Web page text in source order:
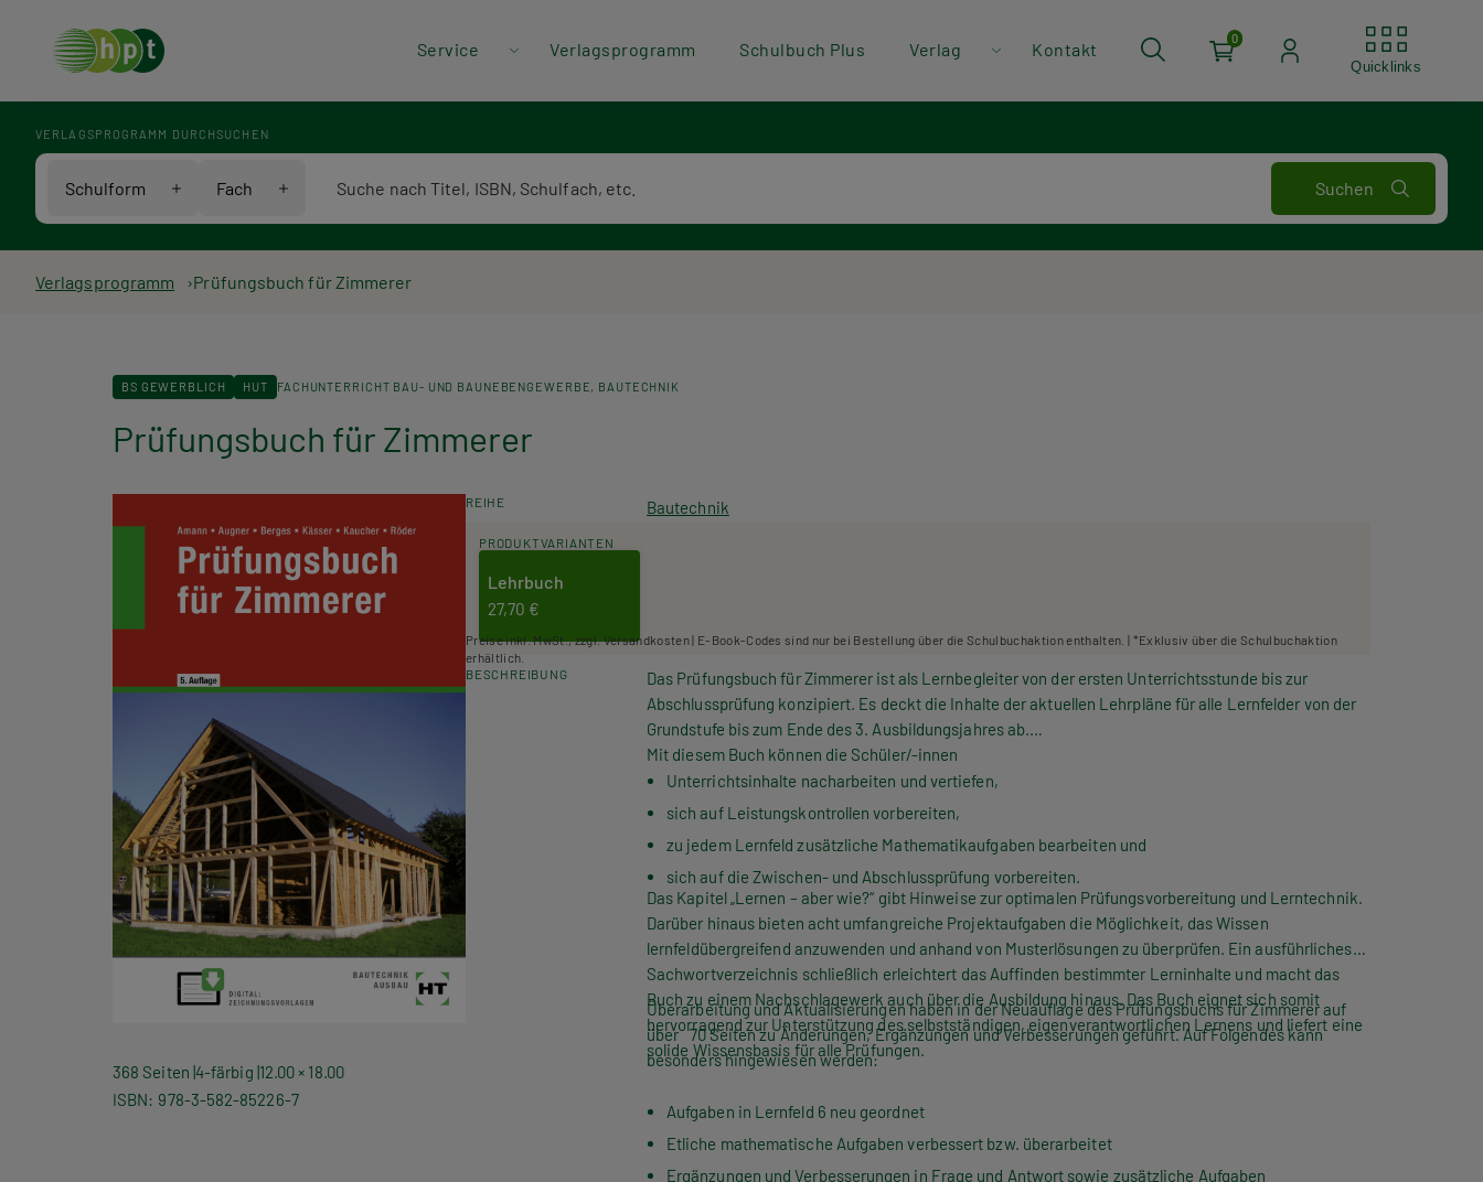
Header
Menü
Service Verlagsprogramm Schulbuch Plus Verlag Kontakt
0
Quicklinks
VERLAGSPROGRAMM DURCHSUCHEN
Schulform Fach
Pfadnavigation
Verlagsprogramm Prüfungsbuch für Zimmerer
BS GEWERBLICH HUT FACHUNTERRICHT BAU- UND BAUNEBENGEWERBE BAUTECHNIK
Prüfungsbuch für Zimmerer
368 Seiten 4-färbig 12.00 × 18.00
ISBN
978-3-582-85226-7
REIHE Bautechnik
PRODUKTVARIANTEN
Lehrbuch
27,70 €
Preise inkl. MwSt., zzgl. Versandkosten | E-Book-Codes sind nur bei Bestellung über die Schulbuchaktion enthalten. | *Exklusiv über die Schulbuchaktion
erhältlich.
BESCHREIBUNG
Das Prüfungsbuch für Zimmerer ist als Lernbegleiter von der ersten Unterrichtsstunde bis zur
Abschlussprüfung konzipiert. Es deckt die Inhalte der aktuellen Lehrpläne für alle Lernfelder von der
Grundstufe bis zum Ende des 3. Ausbildungsjahres ab.
Mit diesem Buch können die Schüler/-innen
Unterrichtsinhalte nacharbeiten und vertiefen,
sich auf Leistungskontrollen vorbereiten,
zu jedem Lernfeld zusätzliche Mathematikaufgaben bearbeiten und
sich auf die Zwischen- und Abschlussprüfung vorbereiten.
Das Kapitel „Lernen – aber wie?“ gibt Hinweise zur optimalen Prüfungsvorbereitung und Lerntechnik.
Darüber hinaus bieten acht umfangreiche Projektaufgaben die Möglichkeit, das Wissen
lernfeldübergreifend anzuwenden und anhand von Musterlösungen zu überprüfen. Ein ausführliches
Sachwortverzeichnis schließlich erleichtert das Auffinden bestimmter Lerninhalte und macht das
Buch zu einem Nachschlagewerk auch über die Ausbildung hinaus. Das Buch eignet sich somit
hervorragend zur Unterstützung des selbstständigen, eigenverantwortlichen Lernens und liefert eine
solide Wissensbasis für alle Prüfungen.
Überarbeitung und Aktualisierungen haben in der Neuauflage des Prüfungsbuchs für Zimmerer auf
über 70 Seiten zu Änderungen, Ergänzungen und Verbesserungen geführt. Auf Folgendes kann
besonders hingewiesen werden:
Aufgaben in Lernfeld 6 neu geordnet
Etliche mathematische Aufgaben verbessert bzw. überarbeitet
Ergänzungen und Verbesserungen in Frage und Antwort sowie zusätzliche Aufgaben